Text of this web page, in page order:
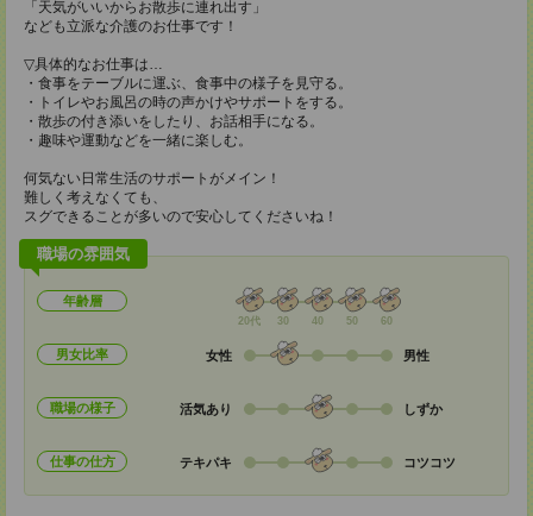
「天気がいいからお散歩に連れ出す」
なども立派な介護のお仕事です！
▽具体的なお仕事は…
・食事をテーブルに運ぶ、食事中の様子を見守る。
・トイレやお風呂の時の声かけやサポートをする。
・散歩の付き添いをしたり、お話相手になる。
・趣味や運動などを一緒に楽しむ。
何気ない日常生活のサポートがメイン！
難しく考えなくても、
スグできることが多いので安心してくださいね！
職場の雰囲気
年齢層
20代 30 40 50 60
男女比率 女性 男性
職場の様子 活気あり しずか
仕事の仕方 テキパキ コツコツ